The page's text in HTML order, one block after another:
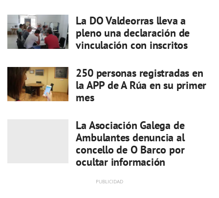
La DO Valdeorras lleva a
pleno una declaración de
vinculación con inscritos
250 personas registradas en
la APP de A Rúa en su primer
mes
La Asociación Galega de
Ambulantes denuncia al
concello de O Barco por
ocultar información